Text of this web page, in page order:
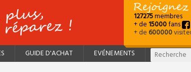
127275membres
+ de15000fans
+ de600000
GUIDE D'ACHAT EVÉNEMENTS